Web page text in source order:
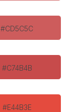
#CD5C5C
#C74B4B
#E44B3E